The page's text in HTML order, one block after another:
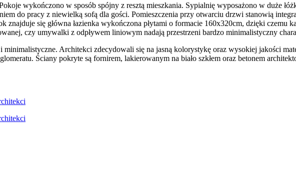
wykończono w sposób spójny z resztą mieszkania. Sypialnię wyposażono w duże
do pracy z niewielką sofą dla gości. Pomieszczenia przy otwarciu drzwi stanowią
się główna łazienka wykończona płytami o formacie 160x320cm, dzięki czemu
czy umywalki z odpływem liniowym nadają przestrzeni bardzo minimalistyczny
Architekci zdecydowali się na jasną kolorystykę oraz wysokiej jakości
Ściany pokryte są fornirem, lakierowanym na biało szkłem oraz betonem